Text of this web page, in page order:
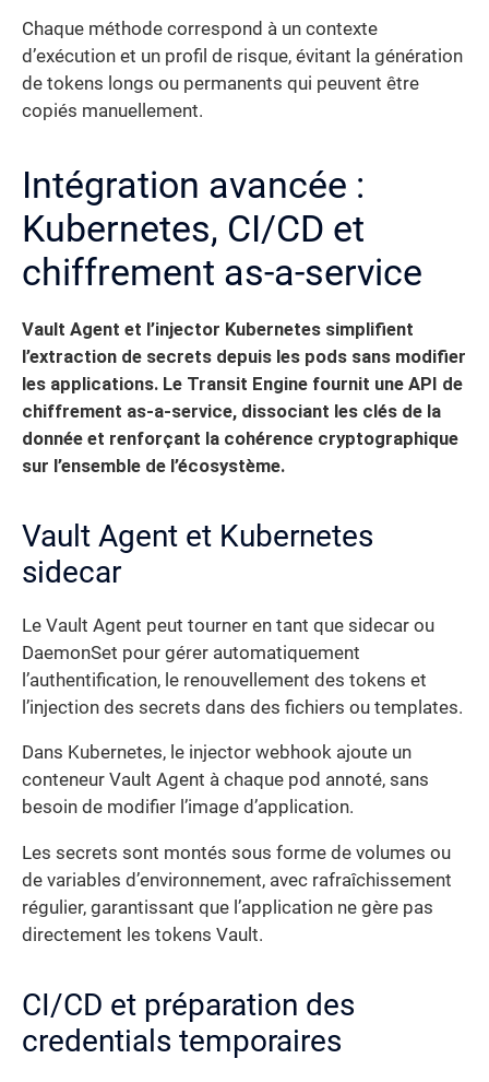
Chaque méthode correspond à un contexte
d’exécution et un profil de risque, évitant la génération
de tokens longs ou permanents qui peuvent être
copiés manuellement.
Intégration avancée :
Kubernetes, CI/CD et
chiffrement as-a-service
Vault Agent et l’injector Kubernetes simplifient
l’extraction de secrets depuis les pods sans modifier
les applications. Le Transit Engine fournit une API de
chiffrement as-a-service, dissociant les clés de la
donnée et renforçant la cohérence cryptographique
sur l’ensemble de l’écosystème.
Vault Agent et Kubernetes
sidecar
Le Vault Agent peut tourner en tant que sidecar ou
DaemonSet pour gérer automatiquement
l’authentification, le renouvellement des tokens et
l’injection des secrets dans des fichiers ou templates.
Dans Kubernetes, le injector webhook ajoute un
conteneur Vault Agent à chaque pod annoté, sans
besoin de modifier l’image d’application.
Les secrets sont montés sous forme de volumes ou
de variables d’environnement, avec rafraîchissement
régulier, garantissant que l’application ne gère pas
directement les tokens Vault.
CI/CD et préparation des
credentials temporaires